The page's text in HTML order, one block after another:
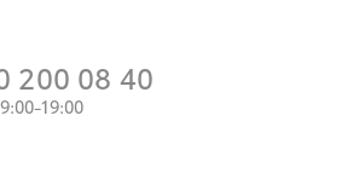
200 08 40
19:00